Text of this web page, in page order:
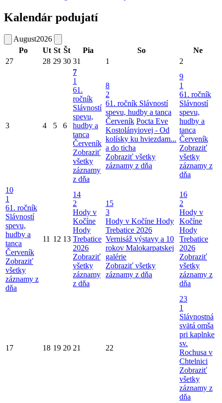
Kalendár podujatí
August2026
Po
Ut St Št Pia So
Ne
27
28 29 30 31 1 2
3 4 5 6
7
1
61.
ročník
Slávností
spevu,
hudby a
tanca
Červeník
Zobraziť
všetky
záznamy
z dňa
8
2
61. ročník Slávností
spevu, hudby a tanca
Červeník Pocta Eve
Kostolányiovej - Od
kolísky ku hviezdam...
a do ticha
Zobraziť všetky
záznamy z dňa
9
1
61. ročník
Slávností
spevu,
hudby a
tanca
Červeník
Zobraziť
všetky
záznamy z
dňa
10
1
61. ročník
Slávností
spevu,
hudby a
tanca
Červeník
Zobraziť
všetky
záznamy z
dňa
11 12 13
14
2
Hody v
Kočíne
Hody
Trebatice
2026
Zobraziť
všetky
záznamy
z dňa
15
3
Hody v Kočíne Hody
Trebatice 2026
Vernisáž výstavy a 10
rokov Malokarpatskej
galérie
Zobraziť všetky
záznamy z dňa
16
2
Hody v
Kočíne
Hody
Trebatice
2026
Zobraziť
všetky
záznamy z
dňa
17 18 19 20 21 22
23
1
Slávnostná
svätá omša
pri kaplnke
sv.
Rochusa v
Chtelnici
Zobraziť
všetky
záznamy z
dňa